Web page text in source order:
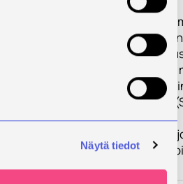
Näytä tiedot
(Brande vastaa)
TP 3.
valmennus
TP 4.
johtamisen
jalkauttaminen
vastaa)
TP 5.
viestintä ja
ja Savonia)